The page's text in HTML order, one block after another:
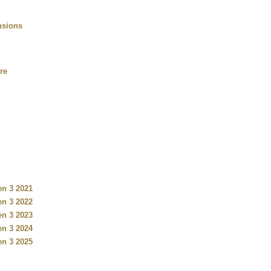
3 2021
3 2022
3 2023
3 2024
3 2025